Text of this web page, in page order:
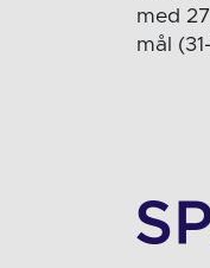
med
mål